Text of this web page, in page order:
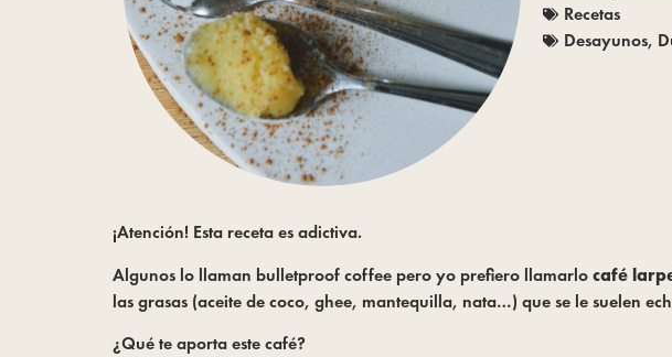
Recetas
Desayunos,
¡Atención! Esta receta es adictiva.
Algunos lo llaman bulletproof coffee pero yo prefiero llamarlocafé
las grasas (aceite de coco, ghee, mantequilla, nata…) que se le suelen
¿Qué te aporta este café?